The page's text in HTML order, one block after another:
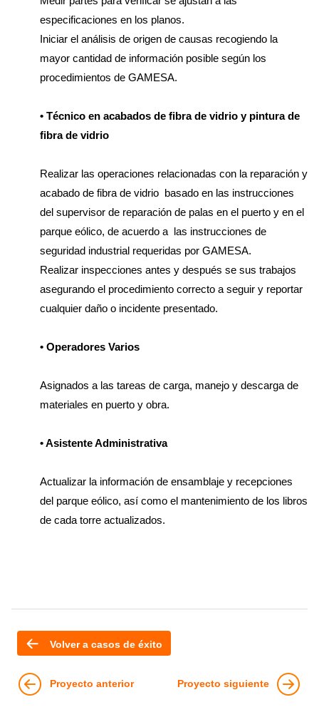
especificaciones en los planos.
Iniciar el análisis de origen de causas recogiendo la
mayor cantidad de información posible según los
procedimientos de GAMESA.
• Técnico en acabados de fibra de vidrio y pintura de
fibra de vidrio
Realizar las operaciones relacionadas con la reparación y
acabado de fibra de vidrio basado en las instrucciones
del supervisor de reparación de palas en el puerto y en el
parque eólico, de acuerdo a las instrucciones de
seguridad industrial requeridas por GAMESA.
Realizar inspecciones antes y después se sus trabajos
asegurando el procedimiento correcto a seguir y reportar
cualquier daño o incidente presentado.
• Operadores Varios
Asignados a las tareas de carga, manejo y descarga de
materiales en puerto y obra.
• Asistente Administrativa
Actualizar la información de ensamblaje y recepciones
del parque eólico, así como el mantenimiento de los libros
de cada torre actualizados.
Volver a casos de éxito
Proyecto anterior Proyecto siguiente